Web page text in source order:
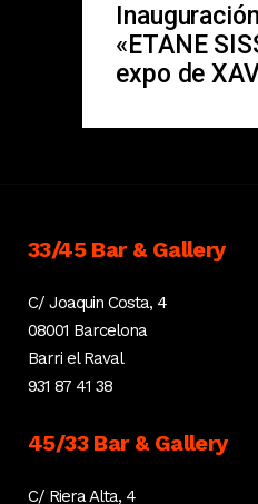
«ETANE
expo de
33/45 Bar & Gallery
C/ Joaquin Costa, 4
08001 Barcelona
Barri el Raval
931 87 41 38
45/33 Bar & Gallery
C/ Riera Alta, 4